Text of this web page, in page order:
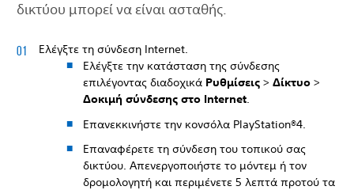
δικτύου μπορεί να είναι ασταθής.
Ελέγξτε τη σύνδεση Internet.
Ελέγξτε την κατάσταση της σύνδεσης
επιλέγοντας διαδοχικά Ρυθμίσεις > Δίκτυο >
Δοκιμή σύνδεσης στο Internet.
Επανεκκινήστε την κονσόλα PlayStation®4.
Επαναφέρετε τη σύνδεση του τοπικού σας
δικτύου. Απενεργοποιήστε το μόντεμ ή τον
δρομολογητή και περιμένετε 5 λεπτά προτού τα